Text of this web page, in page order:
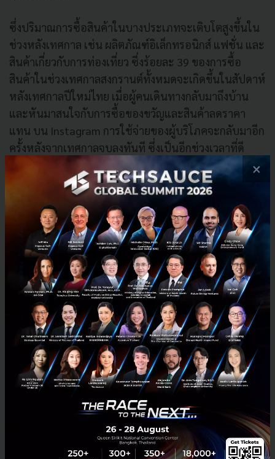
ซึ่งปริมาณการซื้อสินค้าในบางประเภทจะเติบโตสูงขึ้นใน
ช่วงหลังเทศกาล เช่น ผลิตภัณฑ์อิเล็กทรอนิกส์ แฟชั่น และ
สินค้าเกี่ยวกับการท่องเที่ยว ซี่งร้อยละ 39 ของการซื้อ
สินค้าในช่วงเทศกาลสงกรานต์ทั้งหมดจะเกิดขึ้นในสัปดาห์
หลังเทศกาลปีใหม่ไทย เมื่อผู้คนเดินทางกลับมาถึงบ้าน
และหันมาสนใจกับการซื้อของขวัญและสินค้าลดราคา
แทน บน Instagram การใช้จ่ายของผู้บริโภคจะกลับมาอีก
ครั้งหลังจากเทศกาลจบลงทันที ซึ่งเป็นอีกช่วงเวลาที่ดี
สำหรับแบรนด์ในการสื่อสารโปรโมชั่นหรืออีเวนต์ที่กำลัง
จะเกิดขึ้นหลังเทศกาล”
ช่วงเวลาที่สำคัญของเทศกาลสงกรานต์ เพื่อการสร้าง
การเชื่อมต่อและกระตุ้นยอดขาย
การช้อปปิ้งออนไลน์จะมีจำนวนเพิ่มขึ้นจนถึงขีด
สุดในช่วงสองสัปดาห์ก่อนเทศกาลสงกรานต์โดย
แบรนด์สามารถแสดงผลิตภัณฑ์ เข้าถึงกลุ่มเป้าหมาย
และกำหนดเป้าหมายที่เจาะจงไปยังกลุ่มผู้ซื้อที่มี
ความสนใจในการซื้อสินค้า
การช้อปปิ้งในนาทีสุดท้าย ในช่วงสุดสัปดาห์ก่อน
เทศกาล คนไทยจะตามล่าหาดีลที่ดีที่สุด โดยเฉพาะที่
หน้าร้าน ธุรกิจสามารถกระตุ้นการเยี่ยมชมหน้าร้าน
ผ่านการใช้โฆษณาแบบOffer Ads และ Local
Awareness Ads ได้
การเฉลิมฉลองและปาร์ตี้ในขณะที่ผู้คนกำลังฉลอง
×